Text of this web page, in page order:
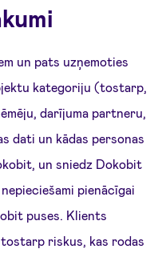
un pats uzņemoties
kategoriju (tostarp,
darījuma partneru,
dati un kādas personas
un sniedz Dokobit
pienācīgai
puses. Klients
riskus, kas rodas